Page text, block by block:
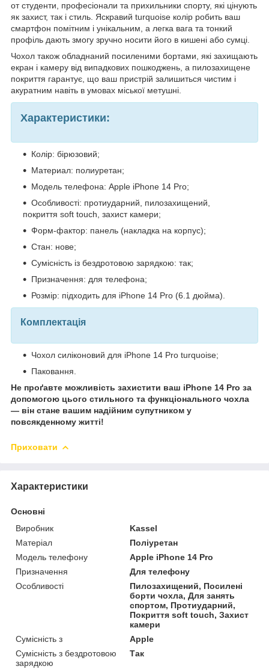
от студенти, професіонали та прихильники спорту, які цінують
як захист, так і стиль. Яскравий turquoise колір робить ваш
смартфон помітним і унікальним, а легка вага та тонкий
профіль дають змогу зручно носити його в кишені або сумці.
Чохол також обладнаний посиленими бортами, які захищають
екран і камеру від випадкових пошкоджень, а пилозахищене
покриття гарантує, що ваш пристрій залишиться чистим і
акуратним навіть в умовах міської метушні.
Характеристики:
Колір: бірюзовий;
Материал: полиуретан;
Модель телефона: Apple iPhone 14 Pro;
Особливості: протиударний, пилозахищений,
покриття soft touch, захист камери;
Форм-фактор: панель (накладка на корпус);
Стан: нове;
Сумісність із бездротовою зарядкою: так;
Призначення: для телефона;
Розмір: підходить для iPhone 14 Pro (6.1 дюйма).
Комплектація
Чохол силіконовий для iPhone 14 Pro turquoise;
Паковання.
Не проґавте можливість захистити ваш iPhone 14 Pro за
допомогою цього стильного та функціонального чохла
— він стане вашим надійним супутником у
повсякденному житті!
Приховати
Характеристики
Основні
Виробник
Kassel
Матеріал
Поліуретан
Модель телефону
Apple iPhone 14 Pro
Призначення
Для телефону
Особливості
Пилозахищений, Посилені
борти чохла, Для занять
спортом, Протиударний,
Покриття soft touch, Захист
камери
Сумісність з
Apple
Сумісність з бездротовою
зарядкою
Так